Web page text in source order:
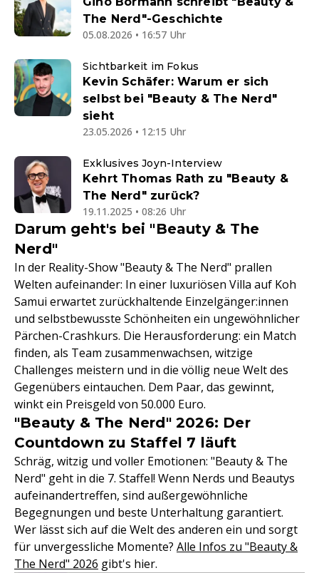
The Nerd"-Geschichte
05.08.2026 • 16:57 Uhr
Sichtbarkeit im Fokus
Kevin Schäfer: Warum er sich
selbst bei "Beauty & The Nerd"
sieht
23.05.2026 • 12:15 Uhr
Exklusives Joyn-Interview
Kehrt Thomas Rath zu "Beauty &
The Nerd" zurück?
19.11.2025 • 08:26 Uhr
Darum geht's bei "Beauty & The
Nerd"
In der Reality-Show "Beauty & The Nerd" prallen
Welten aufeinander: In einer luxuriösen Villa auf Koh
Samui erwartet zurückhaltende Einzelgänger:innen
und selbstbewusste Schönheiten ein ungewöhnlicher
Pärchen-Crashkurs. Die Herausforderung: ein Match
finden, als Team zusammenwachsen, witzige
Challenges meistern und in die völlig neue Welt des
Gegenübers eintauchen. Dem Paar, das gewinnt,
winkt ein Preisgeld von 50.000 Euro.
"Beauty & The Nerd" 2026: Der
Countdown zu Staffel 7 läuft
Schräg, witzig und voller Emotionen: "Beauty & The
Nerd" geht in die 7. Staffel! Wenn Nerds und Beautys
aufeinandertreffen, sind außergewöhnliche
Begegnungen und beste Unterhaltung garantiert.
Wer lässt sich auf die Welt des anderen ein und sorgt
für unvergessliche Momente? Alle Infos zu "Beauty &
The Nerd" 2026 gibt's hier.